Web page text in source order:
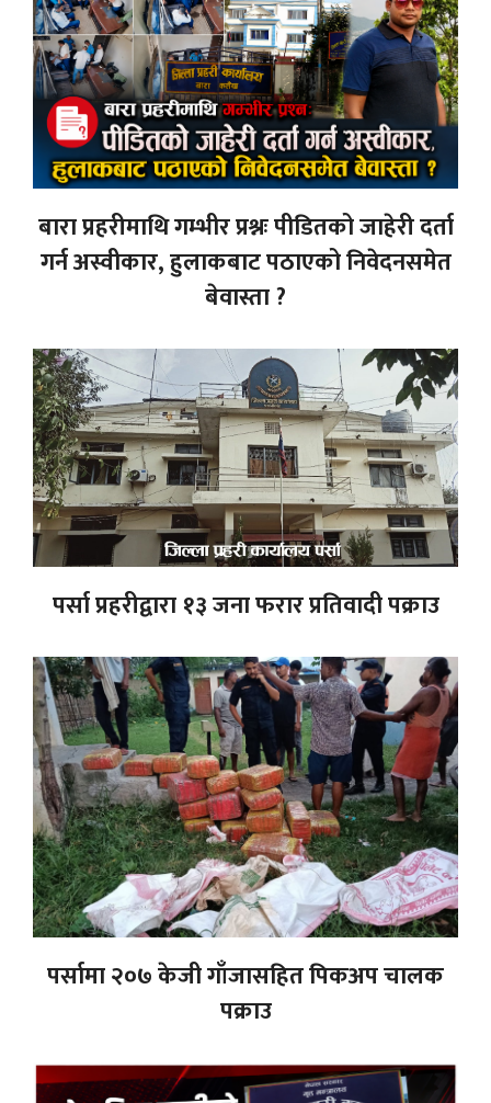
बारा प्रहरीमाथि गम्भीर प्रश्नः पीडितको जाहेरी दर्ता
गर्न अस्वीकार, हुलाकबाट पठाएको निवेदनसमेत
बेवास्ता ?
पर्सा प्रहरीद्वारा १३ जना फरार प्रतिवादी पक्राउ
पर्सामा २०७ केजी गाँजासहित पिकअप चालक
पक्राउ